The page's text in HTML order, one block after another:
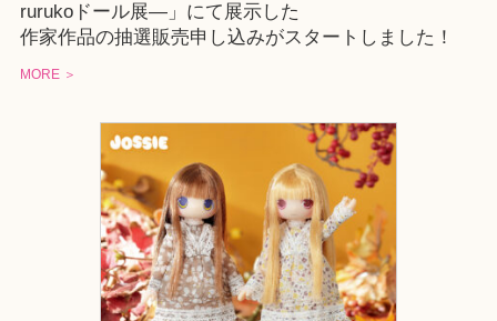
rurukoドール展—」にて展示した
作家作品の抽選販売申し込みがスタートしました！
MORE ＞